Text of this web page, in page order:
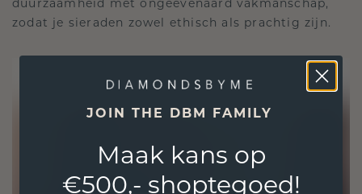
duurzaamheid met ongeëvenaard vakmanschap,
zodat je sieraden zowel ethisch als prachtig zijn.
JOIN THE DBM FAMILY
Maak kans op
€500,- shoptegoed!